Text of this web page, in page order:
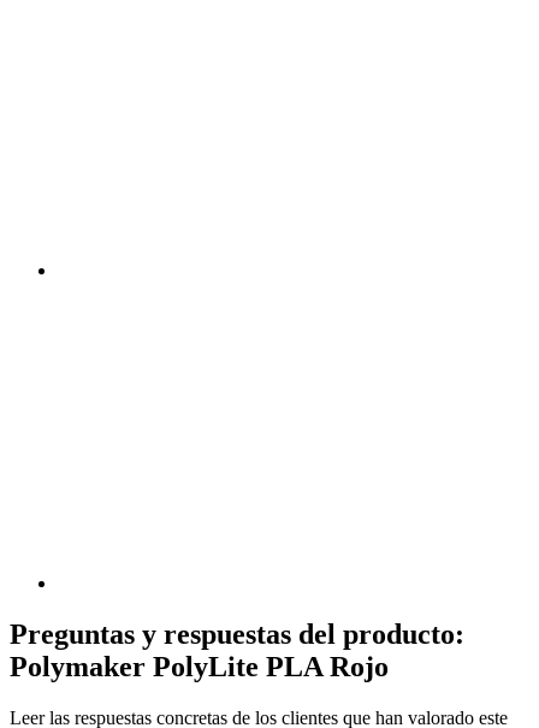
Preguntas y respuestas del producto:
Polymaker PolyLite PLA Rojo
Leer las respuestas concretas de los clientes que han valorado este